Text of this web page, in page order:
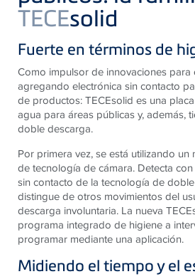
TECEsolid
Fuerte en términos de
Como impulsor de innovaciones para
agregando electrónica sin contacto
de productos: TECEsolid es una
agua para áreas públicas y, además,
doble descarga.
Por primera vez, se está utilizando
de tecnología de cámara. Detecta
sin contacto de la tecnología de
distingue de otros movimientos del
descarga involuntaria. La nueva
programa integrado de higiene a
programar mediante una aplicación.
Midiendo el tiempo y el